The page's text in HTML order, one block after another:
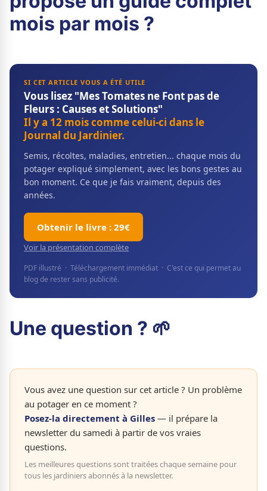
mois par mois ?
SI CET ARTICLE VOUS A ÉTÉ UTILE
Vous lisez "Mes Tomates ne Font pas de
Fleurs : Causes et Solutions"
Il y a 12 mois comme celui-ci dans le
Journal du Jardinier.
Semis, récoltes, maladies, entretien... chaque mois du
potager expliqué simplement, avec les bons gestes au
bon moment. Ce que je fais vraiment, depuis des
années.
Obtenir le livre : 29€
Voir la présentation complète
PDF illustré · Téléchargement immédiat · C'est ce qui permet au
blog de rester sans publicité.
Une question ? 🌱
Vous avez une question sur cet article ? Un problème
au potager en ce moment ?
Posez-la directement à Gilles — il prépare la
newsletter du samedi à partir de vos vraies
questions.
Les meilleures questions sont traitées chaque semaine pour
tous les jardiniers abonnés à la newsletter.